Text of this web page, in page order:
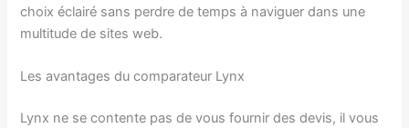
choix éclairé sans perdre de temps à naviguer dans une
multitude de sites web.
Les avantages du comparateur Lynx
Lynx ne se contente pas de vous fournir des devis, il vous